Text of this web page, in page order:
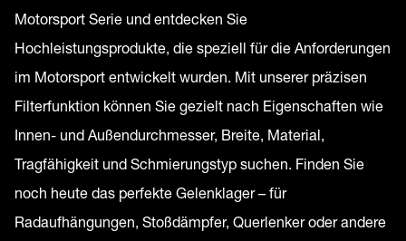
Motorsport Serie und entdecken Sie
Hochleistungsprodukte, die speziell für die Anforderungen
im Motorsport entwickelt wurden. Mit unserer präzisen
Filterfunktion können Sie gezielt nach Eigenschaften wie
Innen- und Außendurchmesser, Breite, Material,
Tragfähigkeit und Schmierungstyp suchen. Finden Sie
noch heute das perfekte Gelenklager – für
Radaufhängungen, Stoßdämpfer, Querlenker oder andere